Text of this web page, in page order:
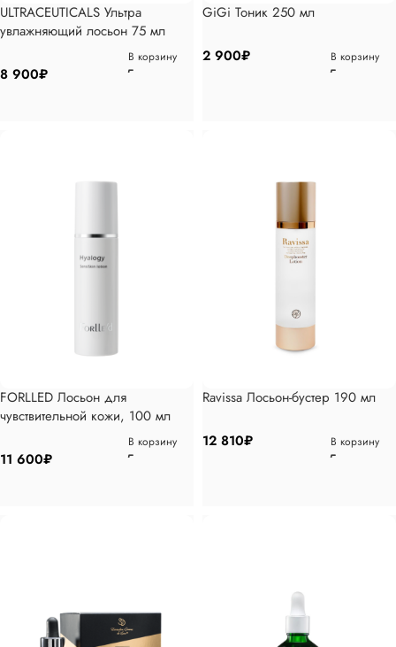
ULTRACEUTICALS Ультра
увлажняющий лосьон 75 мл
8 900₽
В корзину
GiGi Тоник 250 мл
2 900₽ В корзину
FORLLED Лосьон для
чувствительной кожи, 100 мл
11 600₽
В корзину
Ravissa Лосьон-бустер 190 мл
12 810₽ В корзину